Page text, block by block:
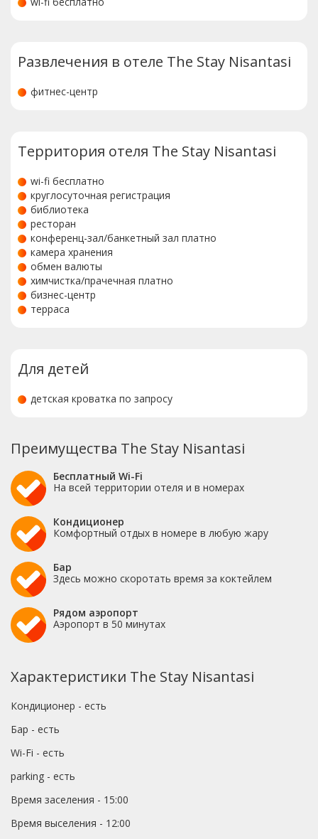
Развлечения в отеле The Stay Nisantasi
фитнес-центр
Территория отеля The Stay Nisantasi
wi-fi бесплатно
круглосуточная регистрация
библиотека
ресторан
конференц-зал/банкетный зал платно
камера хранения
обмен валюты
химчистка/прачечная платно
бизнес-центр
терраса
Для детей
детская кроватка по запросу
Преимущества The Stay Nisantasi
Бесплатный Wi-Fi
На всей территории отеля и в номерах
Кондиционер
Комфортный отдых в номере в любую жару
Бар
Здесь можно скоротать время за коктейлем
Рядом аэропорт
Аэропорт в 50 минутах
Характеристики The Stay Nisantasi
Кондиционер - есть
Бар - есть
Wi-Fi - есть
parking - есть
Время заселения - 15:00
Время выселения - 12:00